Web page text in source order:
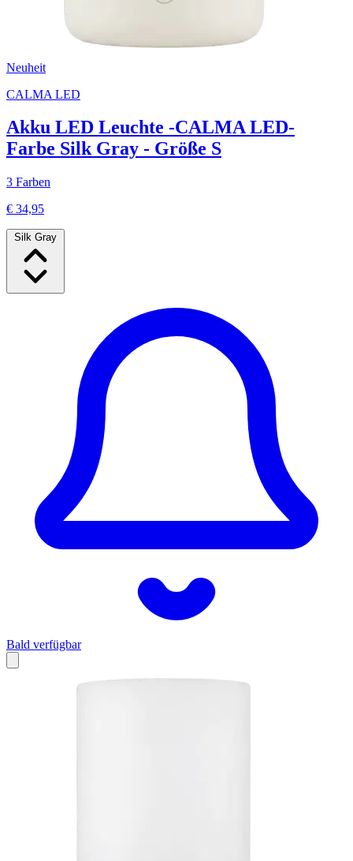
Neuheit
CALMA LED
Akku LED Leuchte -CALMA LED-
Farbe Silk Gray - Größe S
3 Farben
€ 34,95
Silk Gray
Bald verfügbar